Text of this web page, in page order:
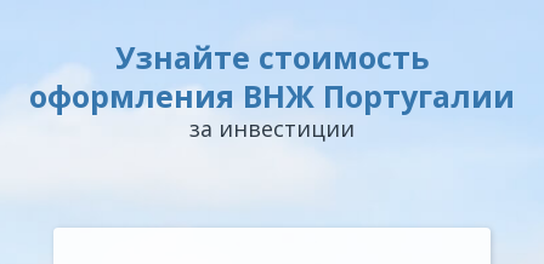
Узнайте стоимость
оформления ВНЖ Португалии
за инвестиции